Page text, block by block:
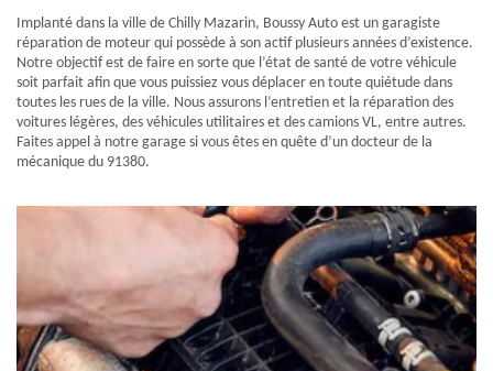
Implanté dans la ville de Chilly Mazarin, Boussy Auto est un garagiste
réparation de moteur qui possède à son actif plusieurs années d’existence.
Notre objectif est de faire en sorte que l’état de santé de votre véhicule
soit parfait afin que vous puissiez vous déplacer en toute quiétude dans
toutes les rues de la ville. Nous assurons l’entretien et la réparation des
voitures légères, des véhicules utilitaires et des camions VL, entre autres.
Faites appel à notre garage si vous êtes en quête d’un docteur de la
mécanique du 91380.